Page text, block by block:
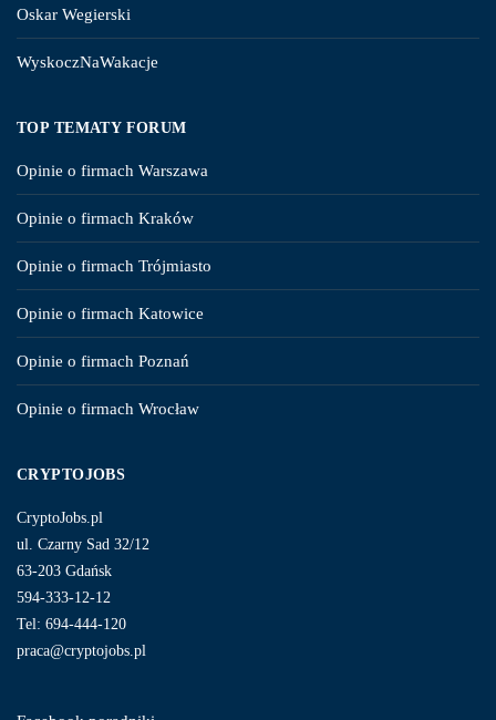
Oskar Wegierski
WyskoczNaWakacje
TOP TEMATY FORUM
Opinie o firmach Warszawa
Opinie o firmach Kraków
Opinie o firmach Trójmiasto
Opinie o firmach Katowice
Opinie o firmach Poznań
Opinie o firmach Wrocław
CRYPTOJOBS
CryptoJobs.pl
ul. Czarny Sad 32/12
63-203 Gdańsk
594-333-12-12
Tel: 694-444-120
praca@cryptojobs.pl